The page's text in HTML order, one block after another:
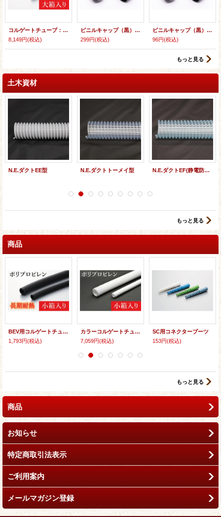
コルゲートチューブ：ポリプロピレン製（難燃タイプ） 大箱入り （PP製）
8,149円(税込)
ビニルキャップ（黒）内径32ミリ〜50ミリ
299円(税込)
ビニルキャップ（黒）内径10.5ミリ〜20ミリ
96円(税込)
もっと見る
土木資材
N.E.ダクトEE型 N.E.ダクトトーメイ型 N.E.ダクトEF(静電防止)型
もっと見る
商品
BEV用コルゲートチューブ：ポリプロピレン製（長期耐熱タイプ） 小箱入り （PP製）
1,793円(税込)
カラーコルゲートチューブ(ホワイト）(スリット無)：ポリプロピレン製（難燃タイプ） （PP製）小箱入り[CO]
7,059円(税込)
SC用コネクターブーツ
153円(税込)
もっと見る
商品
お知らせ
特定商取引法表示
ご利用案内
メールマガジン登録